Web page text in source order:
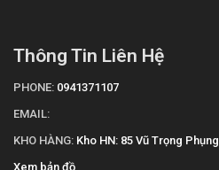
Thông Tin Liên Hệ
PHONE: 0941371107
EMAIL:
KHO HÀNG: Kho HN: 85 Vũ Trọng Phụng
Xem bản đồ